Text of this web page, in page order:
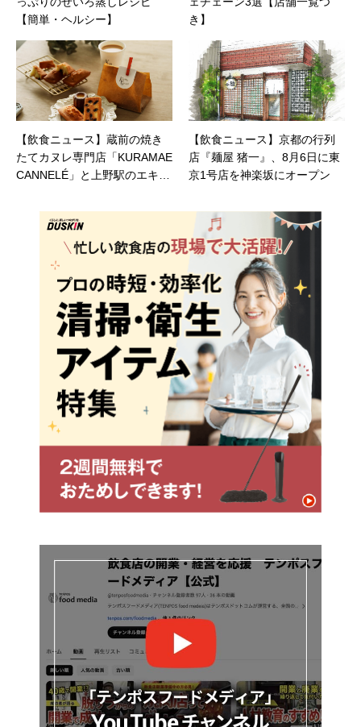
【簡単・ヘルシー】
き】
【飲食ニュース】蔵前の焼き
たてカヌレ専門店「KURAMAE
CANNELÉ」と上野駅のエキュ
より『リッチバニラフィナン
シェ』『ラムレーズンフィナ
ンシェ』を限定発売
【飲食ニュース】京都の行列
店『麺屋 猪一』、8月6日に東
京1号店を神楽坂にオープン